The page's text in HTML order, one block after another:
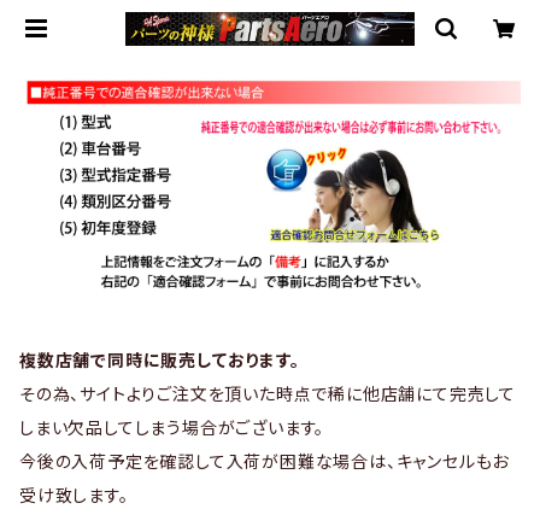
複数店舗で同時に販売しております。
その為、サイトよりご注文を頂いた時点で稀に他店舗にて完売して
しまい欠品してしまう場合がございます。
今後の入荷予定を確認して入荷が困難な場合は、キャンセルもお
受け致します。